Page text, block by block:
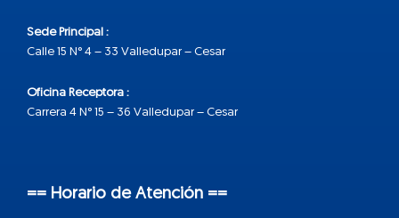
Sede Principal :
Calle 15 N° 4 – 33 Valledupar – Cesar
Oficina Receptora :
Carrera 4 N° 15 – 36 Valledupar – Cesar
== Horario de Atención ==